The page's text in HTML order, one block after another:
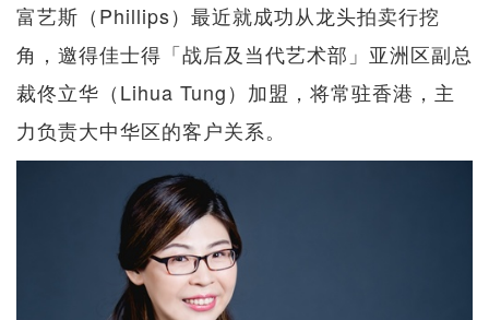
富艺斯（Phillips）最近就成功从龙头拍卖行挖
角，邀得佳士得「战后及当代艺术部」亚洲区副总
裁佟立华（Lihua Tung）加盟，将常驻香港，主
力负责大中华区的客户关系。